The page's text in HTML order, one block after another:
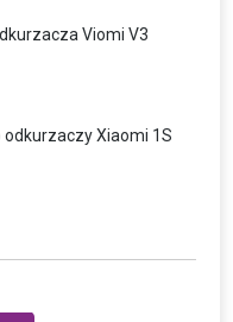
Viomi V3
Xiaomi 1S